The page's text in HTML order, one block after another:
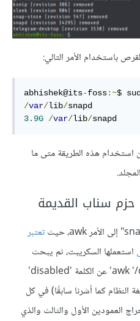
باستخدام الأمر التالي:
abhishek@its-foss:~$
/var/lib/
3.9G /var/lib/snapd
هذه الطريقة متى ما
سناب القديمة
تعتبر
استعملها السكريبت، ثم يبحث
الجزء awk '/disabled/{print $1, $3}‎' عن الكلمة 'disabled'
كما أشرنا سابقًا) في كل
العمودين الأول والثالث والذي